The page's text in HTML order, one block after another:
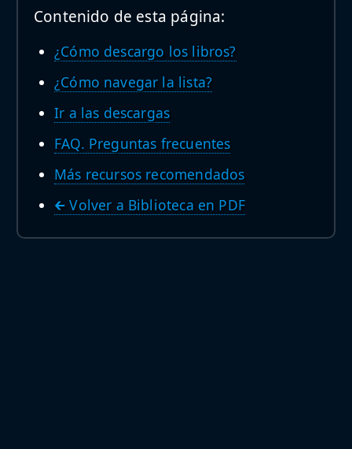
Contenido de esta página:
¿Cómo descargo los libros?
¿Cómo navegar la lista?
Ir a las descargas
FAQ. Preguntas frecuentes
Más recursos recomendados
🡰 Volver a Biblioteca en PDF